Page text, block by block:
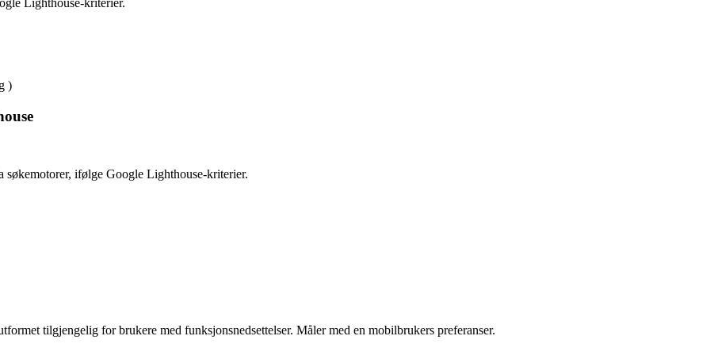
Lighthouse-kriterier.
)
søkemotorer, ifølge Google Lighthouse-kriterier.
tilgjengelig for brukere med funksjonsnedsettelser. Måler med en mobilbrukers preferanser.